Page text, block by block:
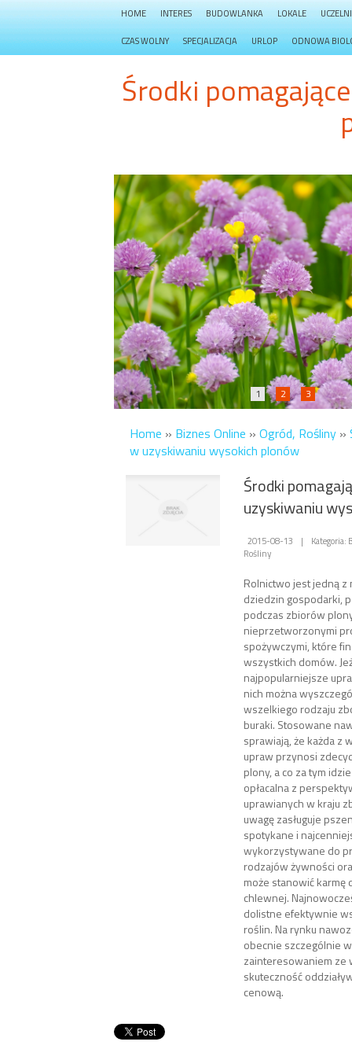
HOME INTERES BUDOWLANKA LOKALE
CZAS WOLNY SPECJALIZACJA URLOP ODNOWA
Środki
1 2 3
Home » Biznes Online » Ogród, Rośliny »
w uzyskiwaniu wysokich plonów
Środki
uzyskiwaniu
2015-08-13 |
Kategoria:
Rośliny
Rolnictwo jest jedną z
dziedzin gospodarki,
podczas zbiorów
nieprzetworzonymi
spożywczymi, które
wszystkich domów.
najpopularniejsze
nich można
wszelkiego rodzaju
buraki. Stosowane
sprawiają, że każda z
upraw przynosi
plony, a co za tym
opłacalna z
uprawianych w kraju
uwagę zasługuje
spotykane i
wykorzystywane do
rodzajów żywności
może stanowić karmę
chlewnej.
dolistne efektywnie
roślin. Na rynku
obecnie szczególnie
zainteresowaniem ze
skuteczność
cenową.